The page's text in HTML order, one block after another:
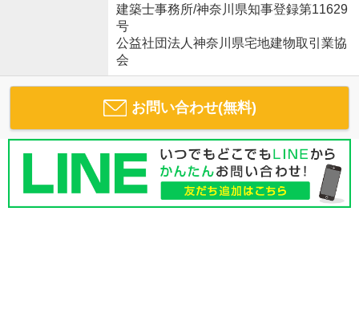
建築士事務所/神奈川県知事登録第11629
号
公益社団法人神奈川県宅地建物取引業協
会
お問い合わせ(無料)